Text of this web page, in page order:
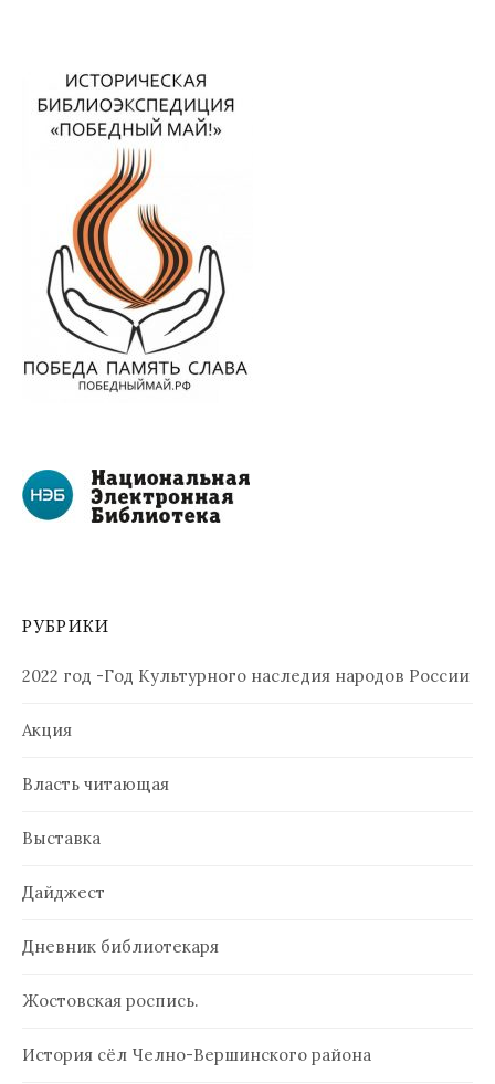
РУБРИКИ
2022 год -Год Культурного наследия народов России
Акция
Власть читающая
Выставка
Дайджест
Дневник библиотекаря
Жостовская роспись.
История сёл Челно-Вершинского района